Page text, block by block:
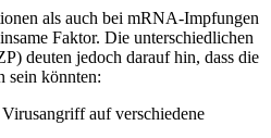
als auch bei mRNA-Impfungen
Faktor. Die unterschiedlichen
deuten jedoch darauf hin, dass die
sein könnten:
auf verschiedene